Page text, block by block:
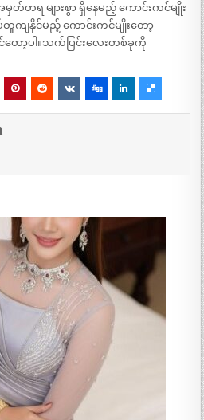
တရ များစွာ ရှိနေမည့် ကောင်းကင်မျိုး
ကျနိုင်မည့် ကောင်းကင်မျိုးတော့
ော့ပါ။သက်ပြင်းလေးတစ်ခုကို